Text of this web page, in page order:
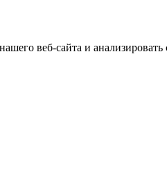
веб-сайта и анализировать